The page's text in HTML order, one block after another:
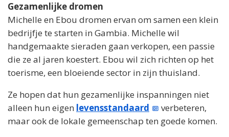
Gezamenlijke dromen
Michelle en Ebou dromen ervan om samen een klein
bedrijfje te starten in Gambia. Michelle wil
handgemaakte sieraden gaan verkopen, een passie
die ze al jaren koestert. Ebou wil zich richten op het
toerisme, een bloeiende sector in zijn thuisland.
Ze hopen dat hun gezamenlijke inspanningen niet
alleen hun eigen levensstandaard
verbeteren,
maar ook de lokale gemeenschap ten goede komen.